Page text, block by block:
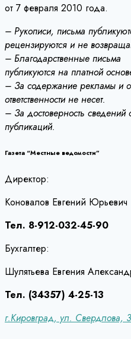
от 7 февраля 2010 года.
– Рукописи, письма
рецензируются и не
– Благодарственные письма
публикуются на платной
– За содержание рекламы и
ответственности не несет.
– За достоверность сведений
публикаций.
Газета “Местные ведомости”
Директор:
Коновалов Евгений Юрьевич
Тел. 8-912-032-45-90
Бухгалтер:
Шулятьева Евгения
Тел. (34357) 4-25-13
г.Кировград, ул. Свердлова,